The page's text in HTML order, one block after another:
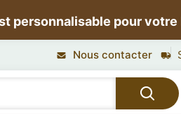
personnalisable pour votre
Nous contacter